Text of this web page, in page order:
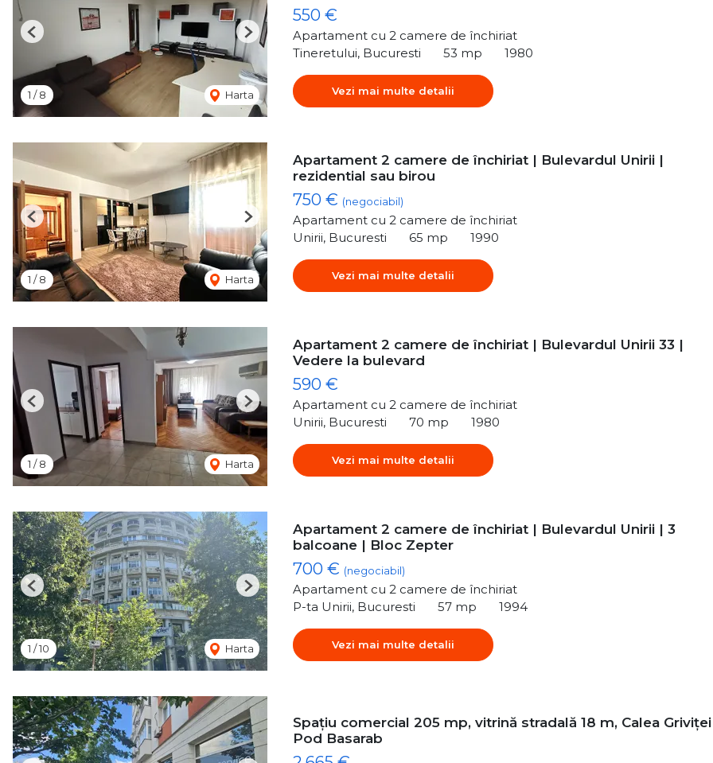
1 /8 Harta
Previous Next
550 €
Apartament cu 2 camere de închiriat
Tineretului, Bucuresti
53 mp 1980
Vezi mai multe detalii
1 /8 Harta
Previous Next
Apartament 2 camere de închiriat | Bulevardul Unirii |
rezidential sau birou
750 € (negociabil)
Apartament cu 2 camere de închiriat
Unirii, Bucuresti
65 mp 1990
Vezi mai multe detalii
1 /8 Harta
Previous Next
Apartament 2 camere de închiriat | Bulevardul Unirii 33 |
Vedere la bulevard
590 €
Apartament cu 2 camere de închiriat
Unirii, Bucuresti
70 mp 1980
Vezi mai multe detalii
1 /10 Harta
Previous Next
Apartament 2 camere de închiriat | Bulevardul Unirii | 3
balcoane | Bloc Zepter
700 € (negociabil)
Apartament cu 2 camere de închiriat
P-ta Unirii, Bucuresti
57 mp 1994
Vezi mai multe detalii
Spațiu comercial 205 mp, vitrină stradală 18 m, Calea Griviței
Pod Basarab